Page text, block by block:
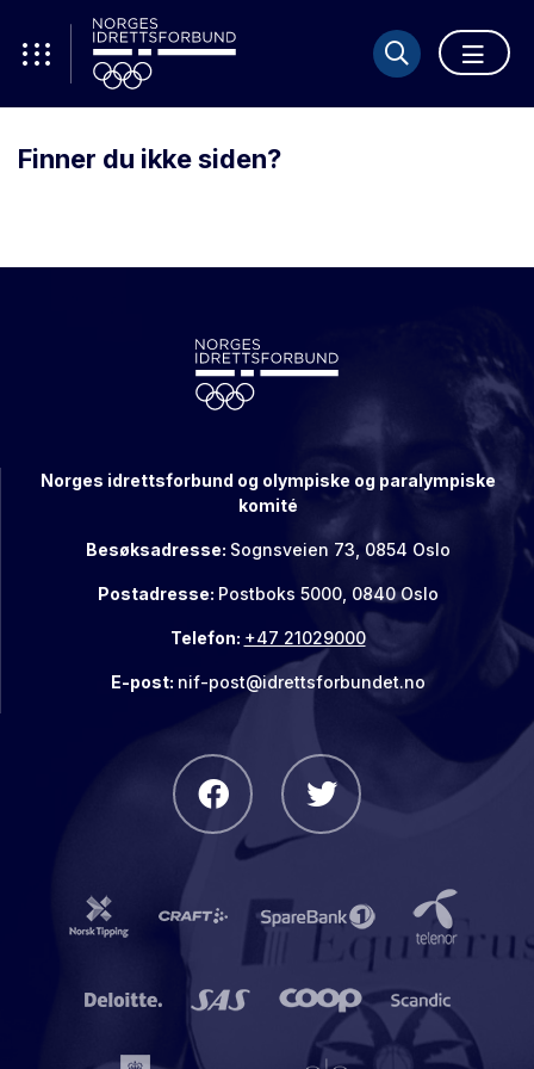
Finner du ikke siden?
Norges idrettsforbund og olympiske og paralympiske
komité
Besøksadresse: Sognsveien 73, 0854 Oslo
Postadresse: Postboks 5000, 0840 Oslo
Telefon: +47 21029000
E-post: nif-post@idrettsforbundet.no